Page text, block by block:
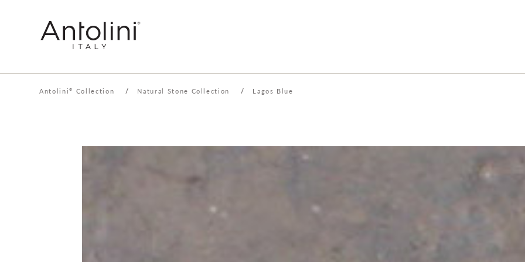
Antolini® Collection / Natural Stone Collection / Lagos Blue